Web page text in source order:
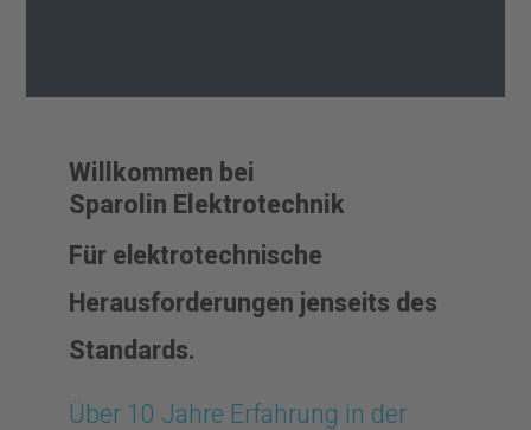
Willkommen bei
Sparolin Elektrotechnik
Für elektrotechnische
Herausforderungen jenseits des
Standards.
Über 10 Jahre Erfahrung in der